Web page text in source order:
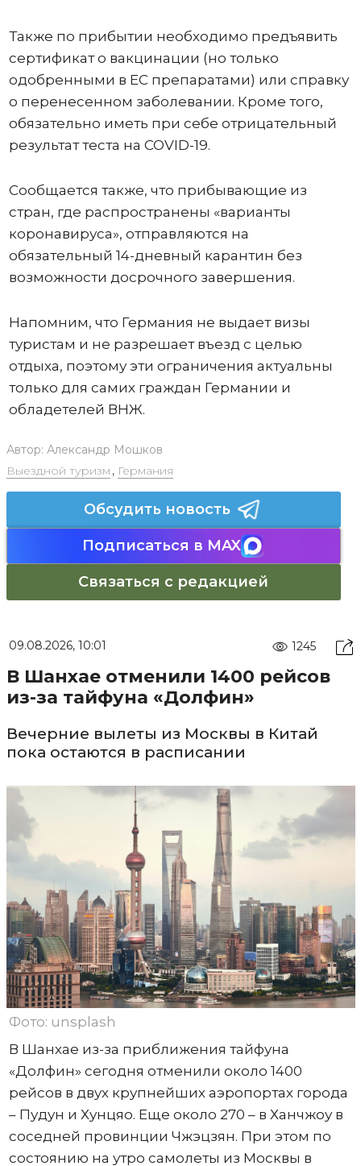
Также по прибытии необходимо предъявить
сертификат о вакцинации (но только
одобренными в ЕС препаратами) или справку
о перенесенном заболевании. Кроме того,
обязательно иметь при себе отрицательный
результат теста на COVID-19.
Сообщается также, что прибывающие из
стран, где распространены «варианты
коронавируса», отправляются на
обязательный 14-дневный карантин без
возможности досрочного завершения.
Напомним, что Германия не выдает визы
туристам и не разрешает въезд с целью
отдыха, поэтому эти ограничения актуальны
только для самих граждан Германии и
обладетелей ВНЖ.
Автор: Александр Мошков
Выездной туризм , Германия
Обсудить новость
Подписаться в MAX
Связаться с редакцией
09.08.2026, 10:01 1245
В Шанхае отменили 1400 рейсов
из-за тайфуна «Долфин»
Вечерние вылеты из Москвы в Китай
пока остаются в расписании
Фото: unsplash
В Шанхае из-за приближения тайфуна
«Долфин» сегодня отменили около 1400
рейсов в двух крупнейших аэропортах города
– Пудун и Хунцяо. Еще около 270 – в Ханчжоу в
соседней провинции Чжэцзян. При этом по
состоянию на утро самолеты из Москвы в